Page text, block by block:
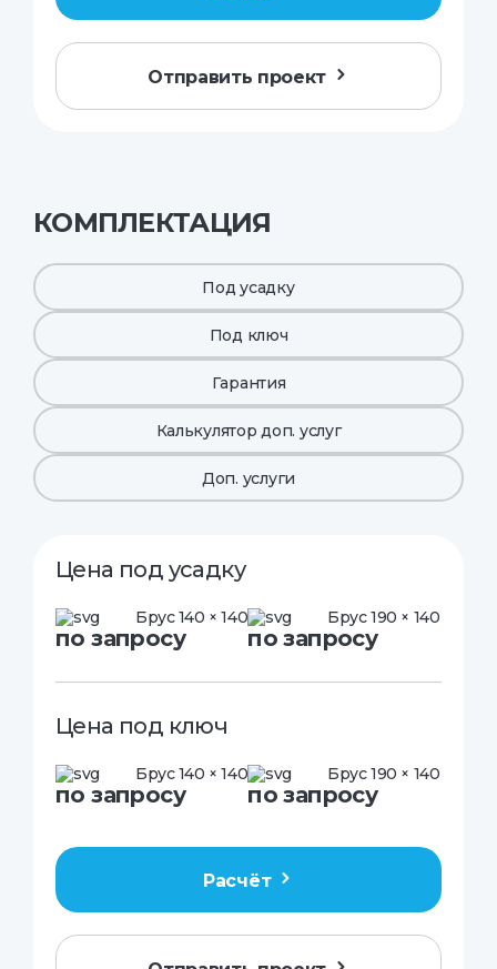
Отправить проект
КОМПЛЕКТАЦИЯ
Под усадку
Под ключ
Гарантия
Калькулятор доп. услуг
Доп. услуги
Цена под усадку
Брус 140 × 140
по запросу
Брус 190 × 140
по запросу
Цена под ключ
Брус 140 × 140
по запросу
Брус 190 × 140
по запросу
Расчёт